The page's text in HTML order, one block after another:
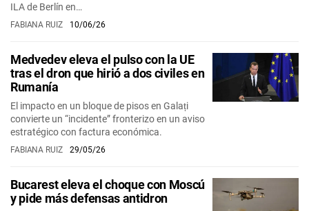
ILA de Berlín en…
FABIANA RUIZ 10/06/26
Medvedev eleva el pulso con la UE
tras el dron que hirió a dos civiles en
Rumanía
El impacto en un bloque de pisos en Galați
convierte un “incidente” fronterizo en un aviso
estratégico con factura económica.
FABIANA RUIZ 29/05/26
Bucarest eleva el choque con Moscú
y pide más defensas antidron